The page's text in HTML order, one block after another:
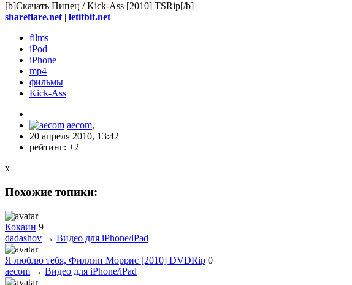
[b]Скачать Пипец / Kick-Ass [2010] TSRip[/b]
shareflare.net | letitbit.net
films
iPod
iPhone
mp4
фильмы
Kick-Ass
aecom,
20 апреля 2010, 13:42
рейтинг: +2
x
Похожие топики:
Кокаин 9
dadashov → Видео для iPhone/iPad
Я люблю тебя, Филлип Моррис [2010] DVDRip 0
aecom → Видео для iPhone/iPad